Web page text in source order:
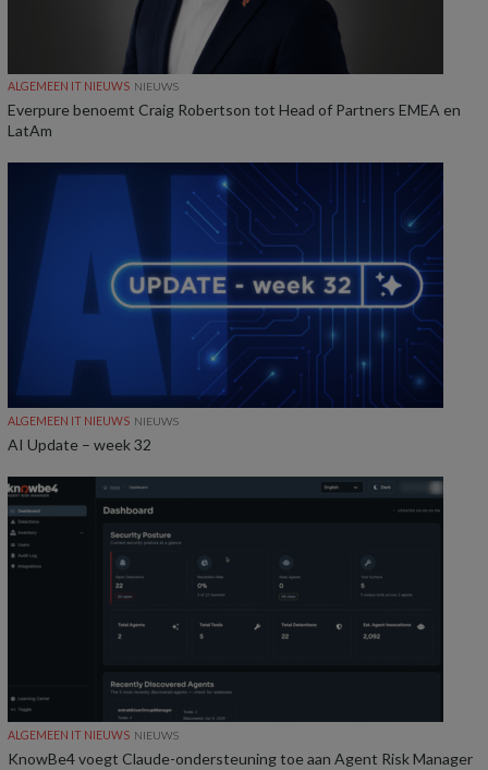
ALGEMEEN IT NIEUWS NIEUWS
Everpure benoemt Craig Robertson tot Head of Partners EMEA en
LatAm
ALGEMEEN IT NIEUWS NIEUWS
AI Update – week 32
ALGEMEEN IT NIEUWS NIEUWS
KnowBe4 voegt Claude-ondersteuning toe aan Agent Risk Manager